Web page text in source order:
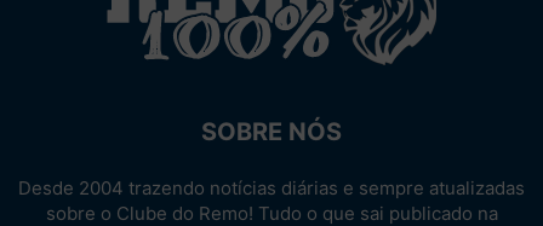
SOBRE NÓS
Desde 2004 trazendo notícias diárias e sempre atualizadas
sobre o Clube do Remo! Tudo o que sai publicado na